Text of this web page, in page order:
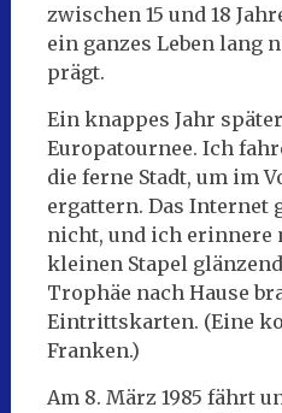
zwischen 15 und 18
ein ganzes Leben lang
prägt.
Ein knappes Jahr
Europatournee. Ich
die ferne Stadt, um im
ergattern. Das Internet
nicht, und ich erinnere
kleinen Stapel
Trophäe nach Hause
Eintrittskarten. (Eine
Franken.)
Am 8. März 1985 fährt